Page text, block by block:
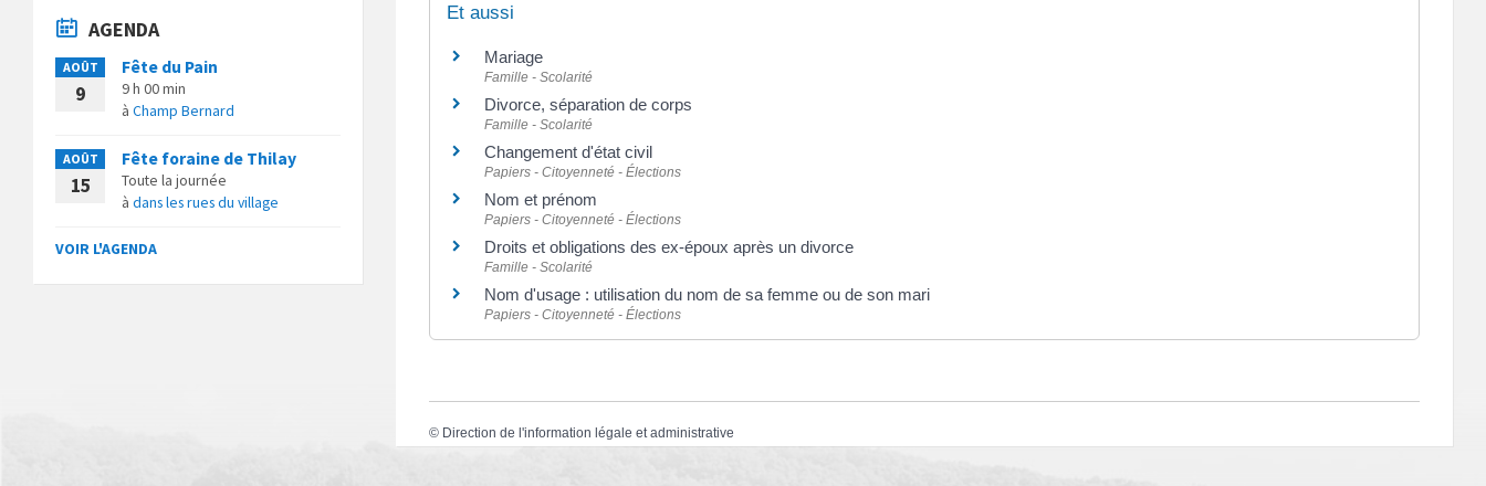
Et aussi
Mariage
Famille - Scolarité
Divorce, séparation de corps
Famille - Scolarité
Changement d'état civil
Papiers - Citoyenneté - Élections
Nom et prénom
Papiers - Citoyenneté - Élections
Droits et obligations des ex-époux après un divorce
Famille - Scolarité
Nom d'usage : utilisation du nom de sa femme ou de son mari
Papiers - Citoyenneté - Élections
© Direction de l'information légale et administrative
AGENDA
AOÛT
9
Fête du Pain
9 h 00 min
à Champ Bernard
AOÛT
15
Fête foraine de Thilay
Toute la journée
à dans les rues du village
VOIR L'AGENDA